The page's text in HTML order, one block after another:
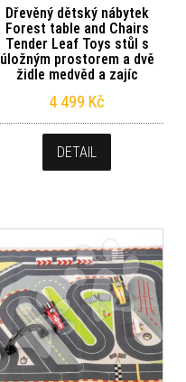
Dřevěný dětský nábytek
Forest table and Chairs
Tender Leaf Toys stůl s
úložným prostorem a dvě
židle medvěd a zajíc
4 499 Kč
DETAIL